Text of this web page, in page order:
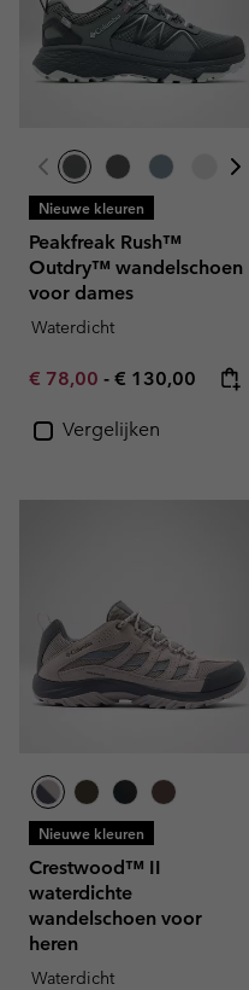
Nieuwe kleuren
Peakfreak Rush™
Outdry™ wandelschoen
voor dames
Waterdicht
Minimum sale price:
€ 78,00 - Maximum price:
€ 130,00
Vergelijken
Nieuwe kleuren
Crestwood™ II
waterdichte
wandelschoen voor
heren
Waterdicht